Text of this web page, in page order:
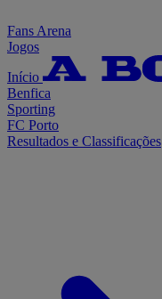
Fans Arena
Jogos
Início
Benfica
Sporting
FC Porto
Resultados e Classificações